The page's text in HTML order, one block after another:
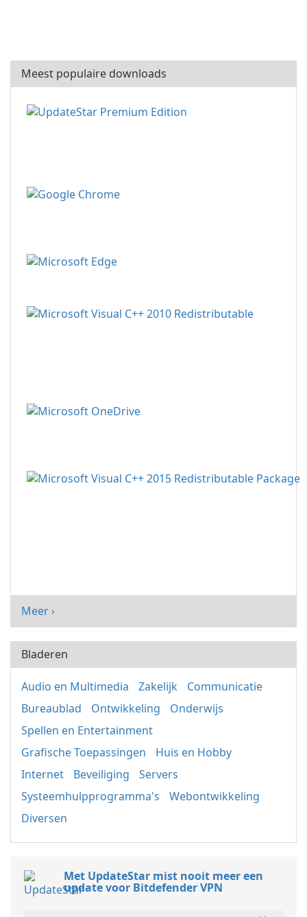
Meest populaire downloads
Meer ›
Bladeren
Audio en Multimedia Zakelijk
Communicatie
Bureaublad
Ontwikkeling
Onderwijs
Spellen en Entertainment
Grafische Toepassingen
Huis en Hobby
Internet
Beveiliging
Servers
Systeemhulpprogramma's
Webontwikkeling
Diversen
Met UpdateStar mist nooit meer een
update voor Bitdefender VPN